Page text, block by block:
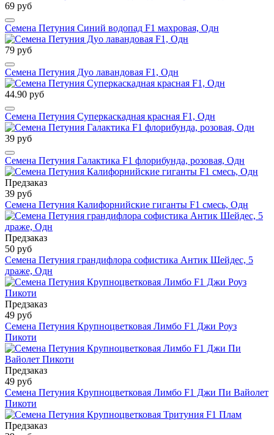
69 руб
Семена Петуния Синий водопад F1 махровая, Одн
79 руб
Семена Петуния Дуо лавандовая F1, Одн
44.90 руб
Семена Петуния Суперкаскадная красная F1, Одн
39 руб
Семена Петуния Галактика F1 флорибунда, розовая, Одн
Предзаказ
39 руб
Семена Петуния Калифорнийские гиганты F1 смесь, Одн
Предзаказ
50 руб
Семена Петуния грандифлора софистика Антик Шейдес, 5
драже, Одн
Предзаказ
49 руб
Семена Петуния Крупноцветковая Лимбо F1 Джи Роуз
Пикоти
Предзаказ
49 руб
Семена Петуния Крупноцветковая Лимбо F1 Джи Пи Вайолет
Пикоти
Предзаказ